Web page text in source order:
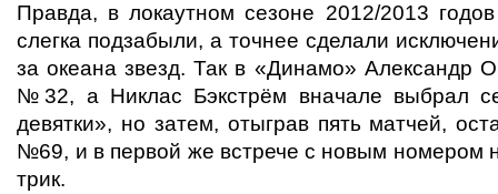
Правда, в локаутном сезоне 2012/2013
слегка подзабыли, а точнее сделали
за океана звезд. Так в «Динамо» Александр
№32, а Никлас Бэкстрём вначале выбрал
девятки», но затем, отыграв пять матчей,
№69, и в первой же встрече с новым номером
трик.